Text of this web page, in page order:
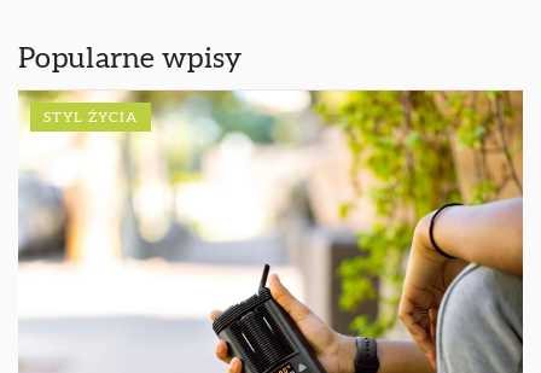
Popularne wpisy
STYL ŻYCIA